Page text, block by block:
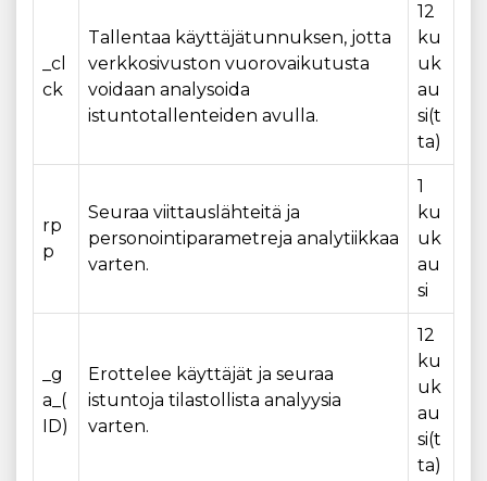
_cl
ck
Tallentaa käyttäjätunnuksen, jotta
verkkosivuston vuorovaikutusta
voidaan analysoida
istuntotallenteiden avulla.
12
ku
uk
au
si(t
ta)
rp
p
Seuraa viittauslähteitä ja
personointiparametreja analytiikkaa
varten.
1
ku
uk
au
si
_g
a_(
ID)
Erottelee käyttäjät ja seuraa
istuntoja tilastollista analyysia
varten.
12
ku
uk
au
si(t
ta)